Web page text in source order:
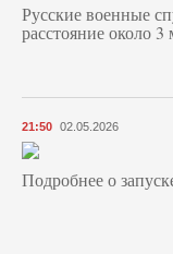
Русские военные
расстояние около 3
21:50 02.05.2026
Подробнее о